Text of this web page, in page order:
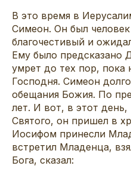
В это время в
Симеон. Он был
благочестивый и
Ему было предсказано
умрет до тех пор, пока
Господня. Симеон
обещания Божия. По
лет. И вот, в этот
Святого, он пришел в
Иосифом принесли
встретил Младенца,
Бога, сказал: